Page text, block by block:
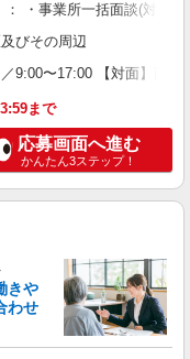
： ・事業所一括面談(対
びその周辺
／9:00〜17:00 【対面】面
まで
応募画面へ進む
かんたん3ステップ！
きや
わせ